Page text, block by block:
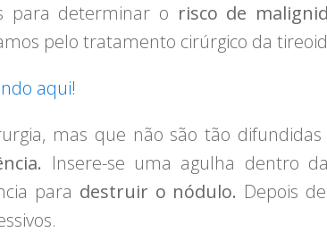
para determinar o risco de
pelo tratamento cirúrgico da
aqui!
mas que não são tão
Insere-se uma agulha dentro
para destruir o nódulo. Depois